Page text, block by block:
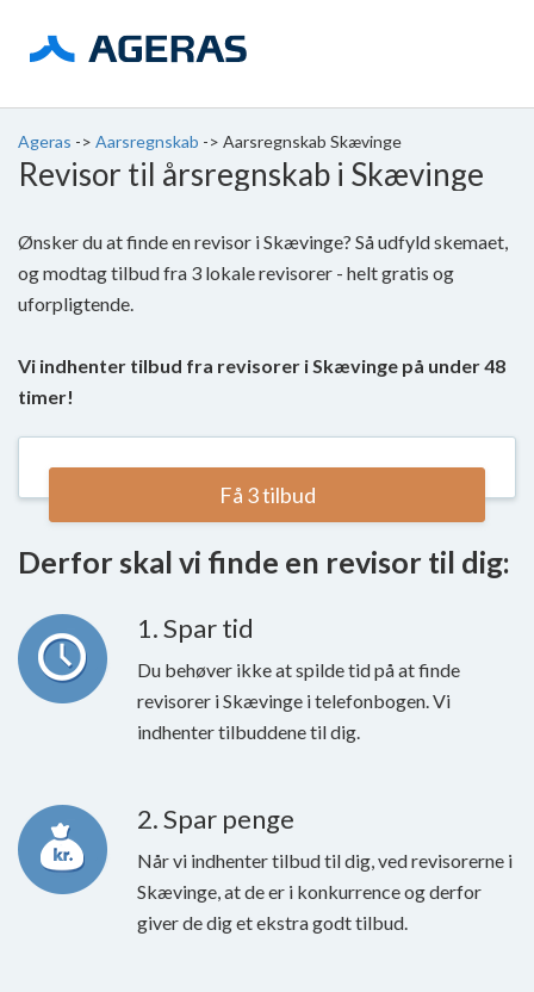
Ageras -> Aarsregnskab -> Aarsregnskab Skævinge
Revisor til årsregnskab i Skævinge
Ønsker du at finde en revisor i Skævinge? Så udfyld skemaet,
og modtag tilbud fra 3 lokale revisorer - helt gratis og
uforpligtende.
Vi indhenter tilbud fra revisorer i Skævinge på under 48
timer!
Få 3 tilbud
Derfor skal vi finde en revisor til dig:
1. Spar tid
Du behøver ikke at spilde tid på at finde
revisorer i Skævinge i telefonbogen. Vi
indhenter tilbuddene til dig.
2. Spar penge
Når vi indhenter tilbud til dig, ved revisorerne i
Skævinge, at de er i konkurrence og derfor
giver de dig et ekstra godt tilbud.